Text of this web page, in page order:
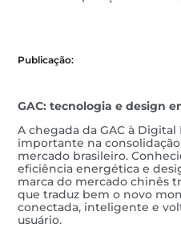
Publicação:
GAC: tecnologia e design
A chegada da GAC à
importante na
mercado brasileiro.
eficiência energética e
marca do mercado chinês
que traduz bem o novo
conectada, inteligente e
usuário.